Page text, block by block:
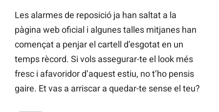
Les alarmes de reposició ja han saltat a la
pàgina web oficial i algunes talles mitjanes han
començat a penjar el cartell d’esgotat en un
temps rècord. Si vols assegurar-te el look més
fresc i afavoridor d’aquest estiu, no t’ho pensis
gaire. Et vas a arriscar a quedar-te sense el teu?